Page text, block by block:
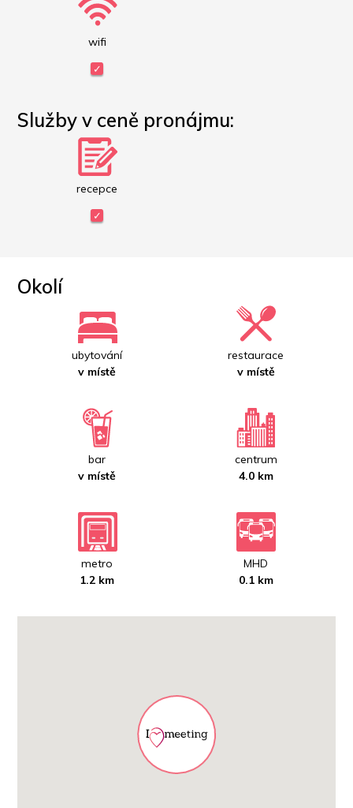
wifi
Služby v ceně pronájmu:
recepce
Okolí
ubytování
v místě
restaurace
v místě
bar
v místě
centrum
4.0 km
metro
1.2 km
MHD
0.1 km